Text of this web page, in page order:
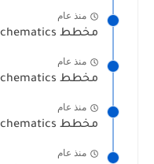
منذ عام
مخطط Samsung A70s - SM-A707F schematics
منذ عام
مخطط Samsung A50s SM-A507F schematics
منذ عام
مخطط Samsung A8 - SM-A530F Schematics
منذ عام